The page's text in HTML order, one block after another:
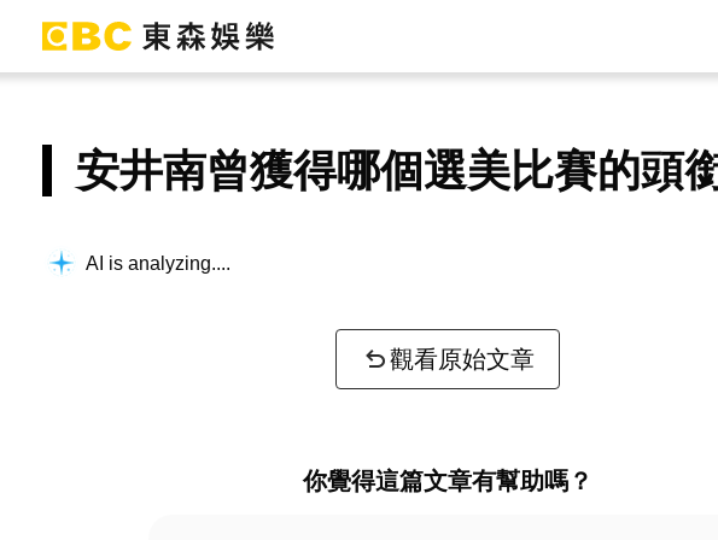
安井南曾獲得哪個選美比賽的頭
AI is analyzing...
觀看原始文章
你覺得這篇文章有幫助嗎？